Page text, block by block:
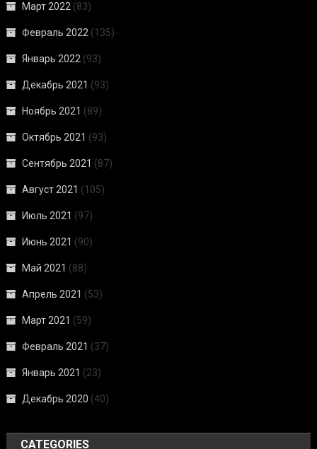
Март 2022 (83)
Февраль 2022 (135)
Январь 2022 (93)
Декабрь 2021 (93)
Ноябрь 2021 (89)
Октябрь 2021 (93)
Сентябрь 2021 (87)
Август 2021 (105)
Июль 2021 (97)
Июнь 2021 (90)
Май 2021 (88)
Апрель 2021 (53)
Март 2021 (59)
Февраль 2021 (37)
Январь 2021 (23)
Декабрь 2020 (40)
CATEGORIES